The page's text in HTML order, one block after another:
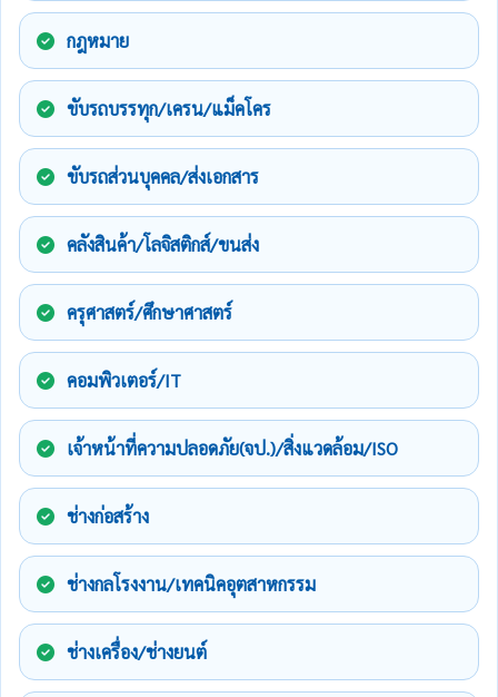
กฎหมาย
ขับรถบรรทุก/เครน/แม็คโคร
ขับรถส่วนบุคคล/ส่งเอกสาร
คลังสินค้า/โลจิสติกส์/ขนส่ง
ครุศาสตร์/ศึกษาศาสตร์
คอมพิวเตอร์/IT
เจ้าหน้าที่ความปลอดภัย(จป.)/สิ่งแวดล้อม/ISO
ช่างก่อสร้าง
ช่างกลโรงงาน/เทคนิคอุตสาหกรรม
ช่างเครื่อง/ช่างยนต์